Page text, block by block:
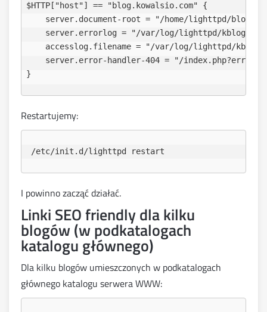
$HTTP["host"] == "blog.kowalsio.com" {
server.document-root = "/home/lighttpd/
server.errorlog = "/var/log/lighttpd/
accesslog.filename = "/var/log/lighttpd/
server.error-handler-404 = "/
Restartujemy:
/etc/init.d/lighttpd restart
I powinno zacząć działać.
Linki SEO friendly dla kilku
blogów (w podkatalogach
katalogu głównego)
Dla kilku blogów umieszczonych w podkatalogach
głównego katalogu serwera WWW: